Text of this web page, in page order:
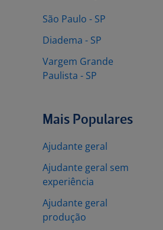
São Paulo - SP
Diadema - SP
Vargem Grande
Paulista - SP
Mais Populares
Ajudante geral
Ajudante geral sem
experiência
Ajudante geral
produção